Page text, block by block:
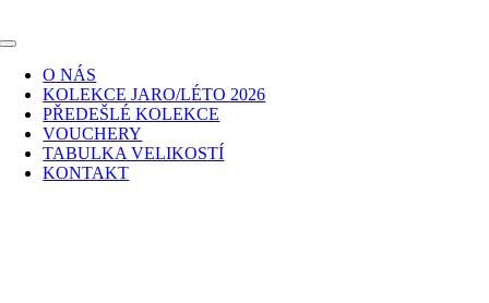
to
Toggle
Navigation
O NÁS
KOLEKCE JARO/LÉTO 2026
PŘEDEŠLÉ KOLEKCE
VOUCHERY
TABULKA VELIKOSTÍ
KONTAKT